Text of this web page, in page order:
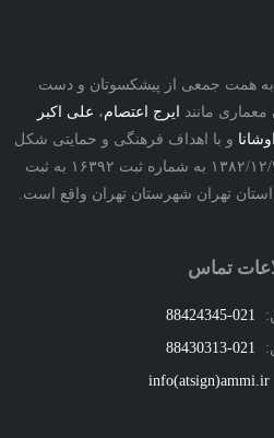
جمعی از پیشکسوتان و دست
مانندایرج اعتصام،علی اکبر
با اهداف فرهنگی و حمایتی شکل
گرفته‌است. انجمن در تاریخ ۱۳۸۲/۱۲/۲۵ به شماره ثبت ۱۶۳۹۲ به ثبت
شهرستان تهران واقع است.
تماس